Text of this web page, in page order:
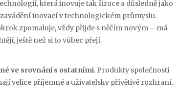
která inovuje tak široce a důsledně jako
inovací v technologickém průmyslu.
zpomaluje, vždy přijde s něčím novým – má
ještě než si to vůbec přejí.
ve srovnání s ostatními. Produkty společnosti
velice příjemné a uživatelsky přívětivě rozhraní.